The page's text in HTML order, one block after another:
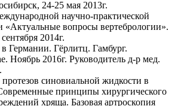
24-25 мая 2013г.
научно-практической
«Актуальные вопросы вертебрологии».
2014г.
Германии. Гёрлитц. Гамбург.
Ноябрь 2016г. Руководитель д-р мед.
синовиальной жидкости в
принципы хирургического
хряща. Базовая артроскопия